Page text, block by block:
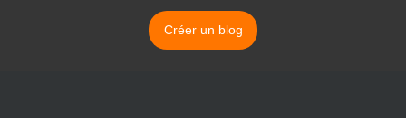
Créer un blog